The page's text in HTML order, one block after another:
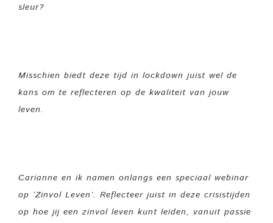
sleur?
Misschien biedt deze tijd in lockdown juist wel de
kans om te reflecteren op de kwaliteit van jouw
leven.
Carianne en ik namen onlangs een speciaal webinar
op ‘Zinvol Leven’. Reflecteer juist in deze crisistijden
op hoe jij een zinvol leven kunt leiden, vanuit passie